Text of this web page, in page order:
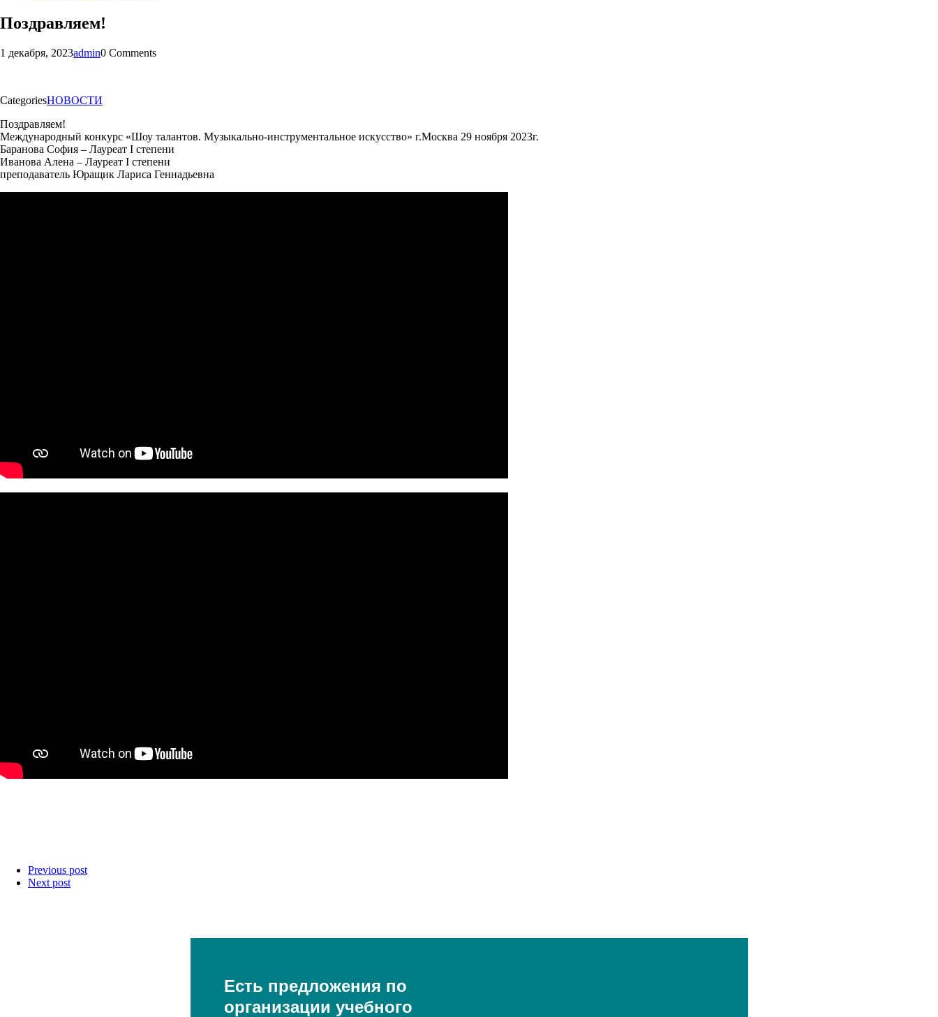
Поздравляем!
1 декабря, 2023admin0 Comments
CategoriesНОВОСТИ
Поздравляем!
Международный конкурс «Шоу талантов. Музыкально-инструментальное искусство» г.Москва 29 ноября 2023г.
Баранова София – Лауреат I степени
Иванова Алена – Лауреат I степени
преподаватель Юращик Лариса Геннадьевна
Previous post
Next post
Есть предложения по
организации учебного